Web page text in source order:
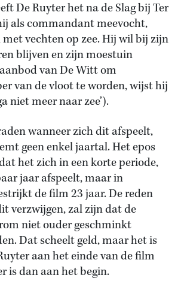
De Ruyter het na de Slag bij Ter
als commandant meevocht,
vechten op zee. Hij wil bij zijn
blijven en zijn moestuin
van De Witt om
van de vloot te worden, wijst hij
niet meer naar zee’).
wanneer zich dit afspeelt,
geen enkel jaartal. Het epos
het zich in een korte periode,
jaar afspeelt, maar in
de film 23 jaar. De reden
verzwijgen, zal zijn dat de
niet ouder geschminkt
Dat scheelt geld, maar het is
aan het einde van de film
is dan aan het begin.